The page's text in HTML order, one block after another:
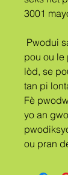
3001
pou ou le
lòd, se
tan pi
Fè
yo an
ou pran